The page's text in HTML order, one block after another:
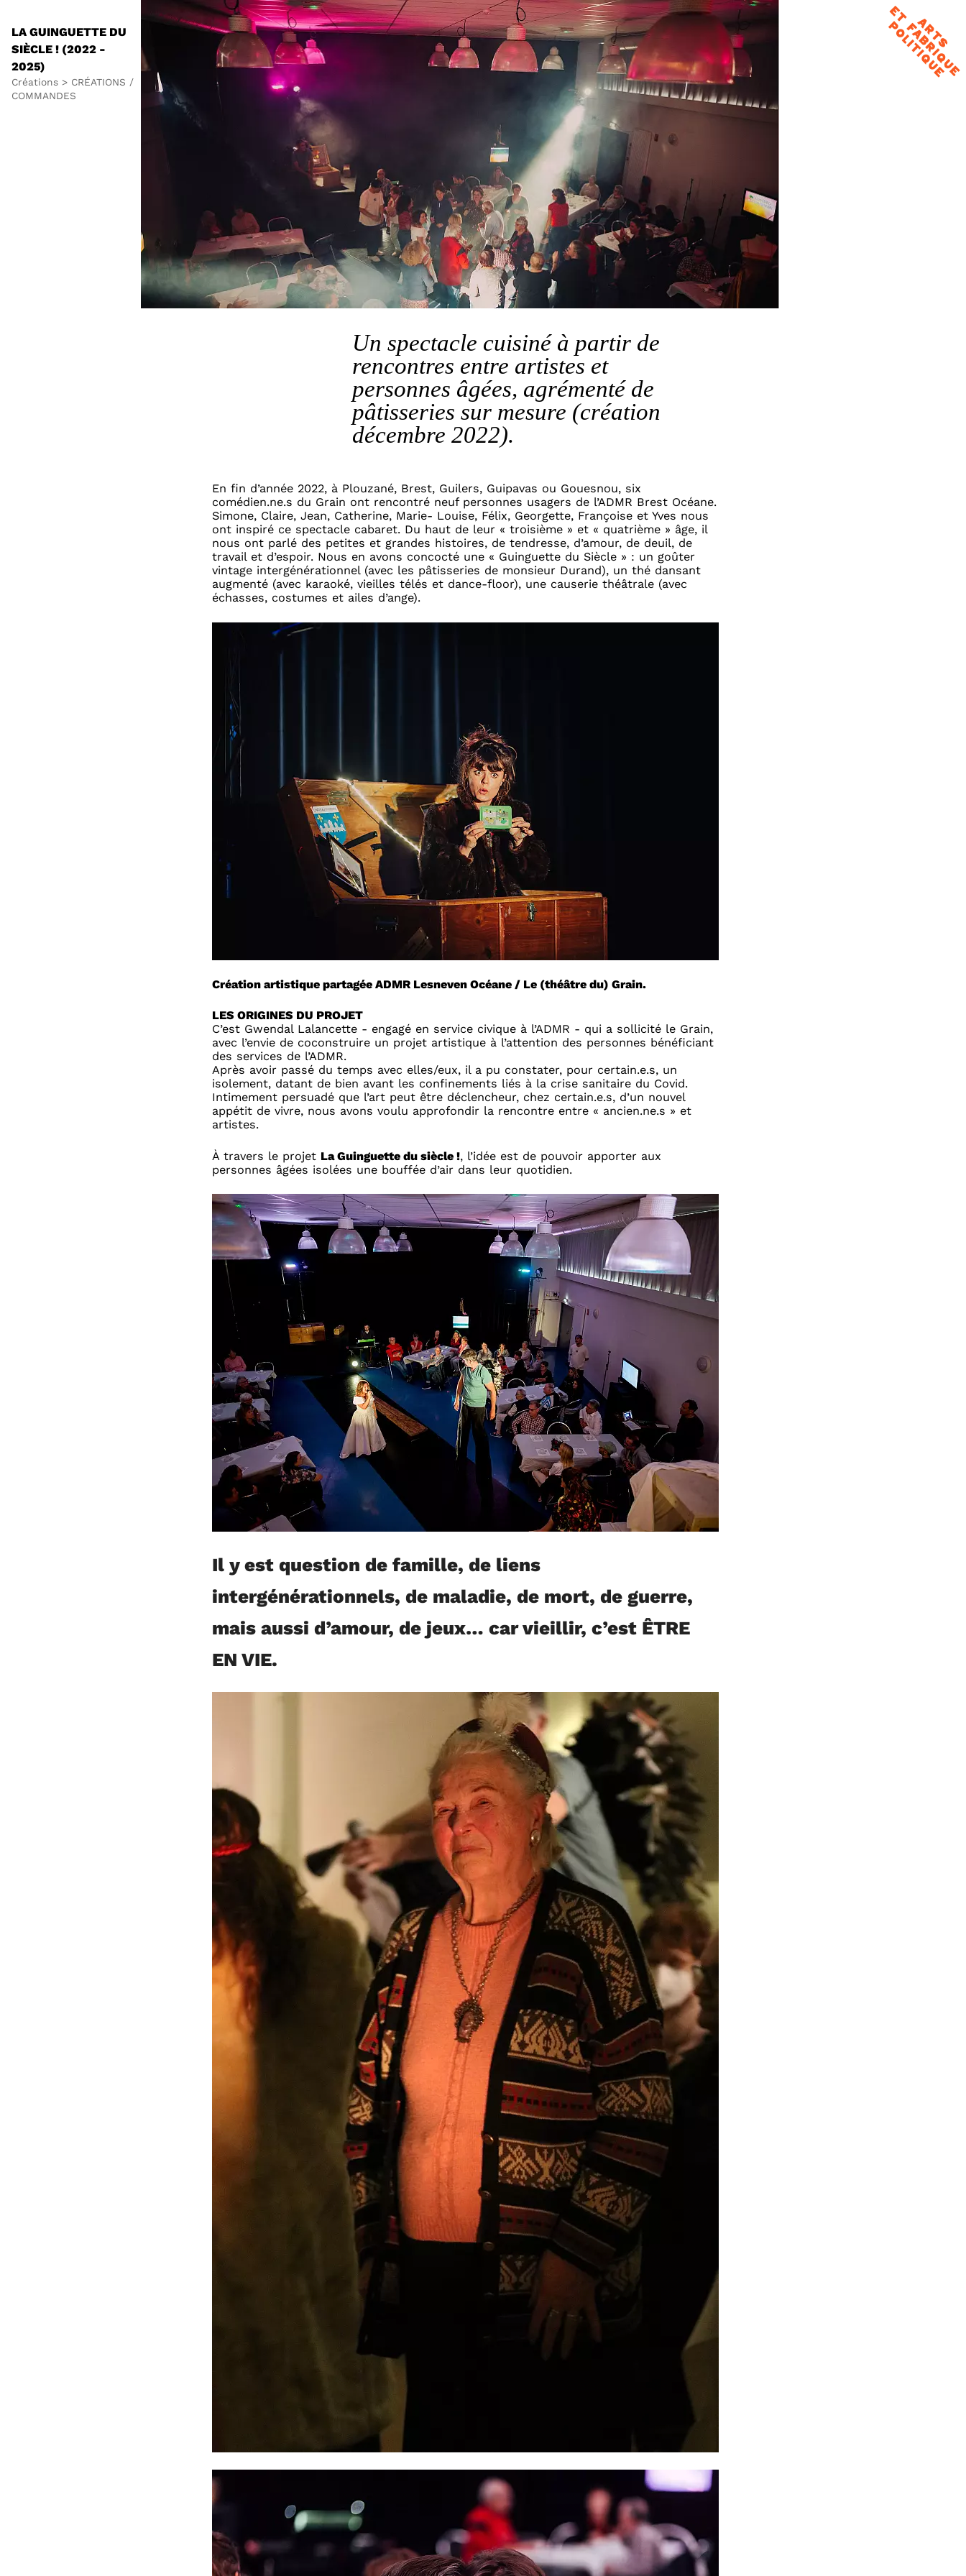
Arts et
fabrique
politique
LA GUINGUETTE DU
SIÈCLE ! (2022 -
2025)
Créations > CRÉATIONS /
COMMANDES
Un spectacle cuisiné à partir de
rencontres entre artistes et
personnes âgées, agrémenté de
pâtisseries sur mesure (création
décembre 2022).
En fin d’année 2022, à Plouzané, Brest, Guilers, Guipavas ou Gouesnou, six
comédien.ne.s du Grain ont rencontré neuf personnes usagers de l’ADMR Brest Océane.
Simone, Claire, Jean, Catherine, Marie- Louise, Félix, Georgette, Françoise et Yves nous
ont inspiré ce spectacle cabaret. Du haut de leur « troisième » et « quatrième » âge, il
nous ont parlé des petites et grandes histoires, de tendresse, d’amour, de deuil, de
travail et d’espoir. Nous en avons concocté une « Guinguette du Siècle » : un goûter
vintage intergénérationnel (avec les pâtisseries de monsieur Durand), un thé dansant
augmenté (avec karaoké, vieilles télés et dance-floor), une causerie théâtrale (avec
échasses, costumes et ailes d’ange).
Création artistique partagée ADMR Lesneven Océane / Le (théâtre du) Grain.
LES ORIGINES DU PROJET
C’est Gwendal Lalancette - engagé en service civique à l’ADMR - qui a sollicité le Grain,
avec l’envie de coconstruire un projet artistique à l’attention des personnes bénéficiant
des services de l’ADMR.
Après avoir passé du temps avec elles/eux, il a pu constater, pour certain.e.s, un
isolement, datant de bien avant les confinements liés à la crise sanitaire du Covid.
Intimement persuadé que l’art peut être déclencheur, chez certain.e.s, d’un nouvel
appétit de vivre, nous avons voulu approfondir la rencontre entre « ancien.ne.s » et
artistes.
À travers le projet La Guinguette du siècle !, l’idée est de pouvoir apporter aux
personnes âgées isolées une bouffée d’air dans leur quotidien.
Il y est question de famille, de liens
intergénérationnels, de maladie, de mort, de guerre,
mais aussi d’amour, de jeux… car vieillir, c’est ÊTRE
EN VIE.